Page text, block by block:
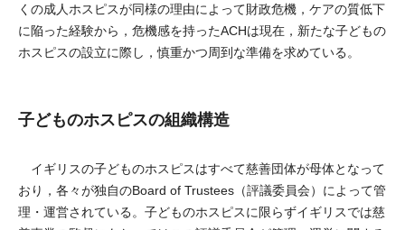
くの成人ホスピスが同様の理由によって財政危機，ケアの質低下
に陥った経験から，危機感を持ったACHは現在，新たな子どもの
ホスピスの設立に際し，慎重かつ周到な準備を求めている。
子どものホスピスの組織構造
イギリスの子どものホスピスはすべて慈善団体が母体となって
おり，各々が独自のBoard of Trustees（評議委員会）によって管
理・運営されている。子どものホスピスに限らずイギリスでは慈